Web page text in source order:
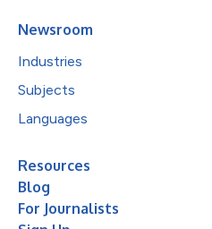
Newsroom
Industries
Subjects
Languages
Resources
Blog
For Journalists